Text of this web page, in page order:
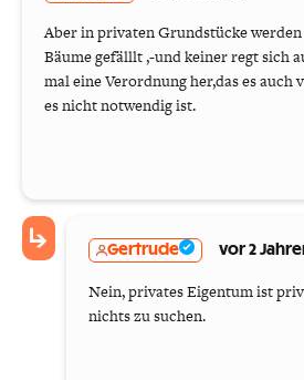
Aber in privaten Grundstücke werden
Bäume gefälllt ,-und keiner regt sich
mal eine Verordnung her,das es auch
es nicht notwendig ist.
Gertrude vor 2
Nein, privates Eigentum ist
nichts zu suchen.